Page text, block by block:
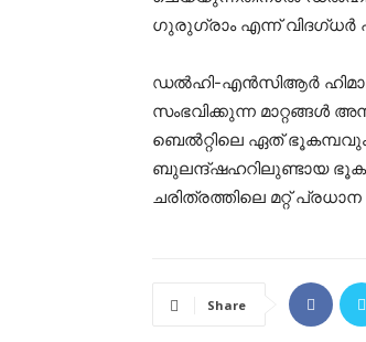
ഗുരുഗ്രാം എന്ന്
ഡൽഹി-എൻസിആർ
സംഭവിക്കുന്ന മാറ്റങ്ങൾ
ബെൽറ്റിലെ ഏത്
ബുലന്ദ്ഷഹറിലുണ്ടായ
ചരിത്രത്തിലെ മറ്റ്
Share